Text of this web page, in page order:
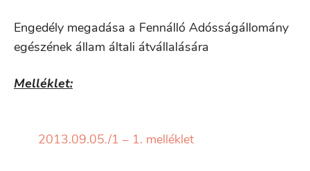
Engedély megadása a Fennálló Adósságállomány
egészének állam általi átvállalására
Melléklet:
2013.09.05./1 – 1. melléklet